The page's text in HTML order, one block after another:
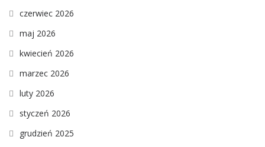
czerwiec 2026
maj 2026
kwiecień 2026
marzec 2026
luty 2026
styczeń 2026
grudzień 2025